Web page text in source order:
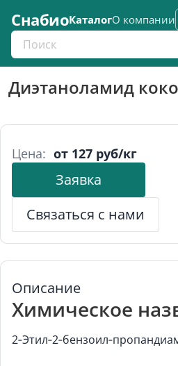
СнабиоКаталогО компании
Поиск по каталогу
Диэтаноламид
Цена: от 127 руб/кг
Заявка
Связаться с нами
Описание
Химическое